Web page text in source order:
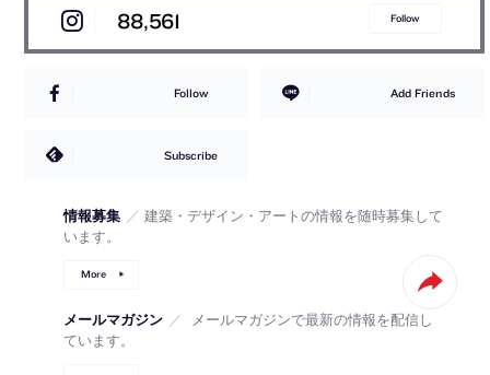
88,561 Follow
Follow Add Friends
Subscribe
情報募集 ／ 建築・デザイン・アートの情報を随時募集して
います。
More
メールマガジン ／
メールマガジンで最新の情報を配信し
ています。